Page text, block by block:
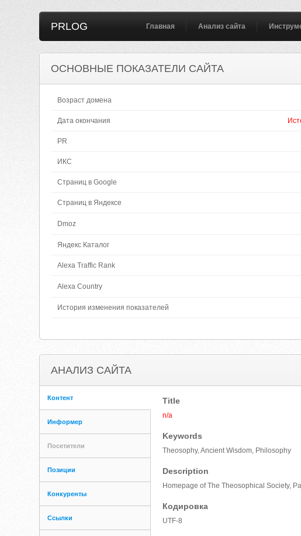
PRLOG Главная Анализ сайта
ОСНОВНЫЕ ПОКАЗАТЕЛИ САЙТА
Возраст домена
Дата окончания
PR
ИКС
Страниц в Google
Страниц в Яндексе
Dmoz
Яндекс Каталог
Alexa Traffic Rank
Alexa Country
История изменения показателей
АНАЛИЗ САЙТА
Контент
Информер
Посетители
Позиции
Конкуренты
Ссылки
Title
n/a
Keywords
Theosophy, Ancient Wisdom, Philosophy
Description
Homepage of The Theosophical Society,
Кодировка
UTF-8